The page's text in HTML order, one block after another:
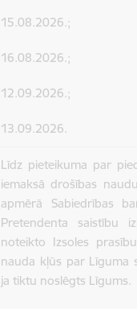
15.08.2026.;
16.08.2026.;
12.09.2026.;
13.09.2026.
Līdz pieteikuma par
iemaksā drošības naudu
apmērā Sabiedrības
Pretendenta saistību
noteikto Izsoles
nauda kļūs par Līguma
ja tiktu noslēgts Līgums.